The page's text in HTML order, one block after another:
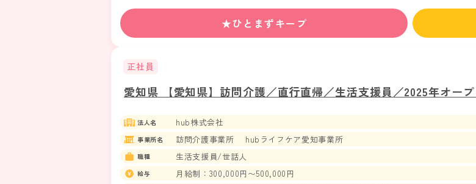
★ひとまずキープ
正社員
愛知県 【愛知県】訪問介護／直行直帰／生活支援員／2025年オー
法人名 hub株式会社
事業所名 訪問介護事業所 hubライフケア愛知事業所
職種 生活支援員/世話人
給与 月給制：300,000円〜500,000円